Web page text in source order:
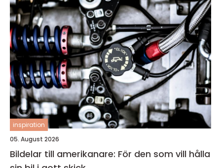
inspiration
05. August 2026
Bildelar till amerikanare: För den som vill hålla